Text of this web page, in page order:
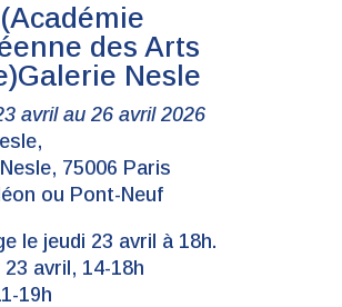
des Arts
Nesle
avril au 26 avril 2026
75006 Paris
ou Pont-Neuf
le jeudi 23 avril à 18h.
avril, 14-18h
19h